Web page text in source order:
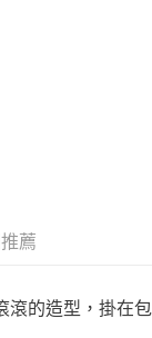
薦
滾的造型，掛在包